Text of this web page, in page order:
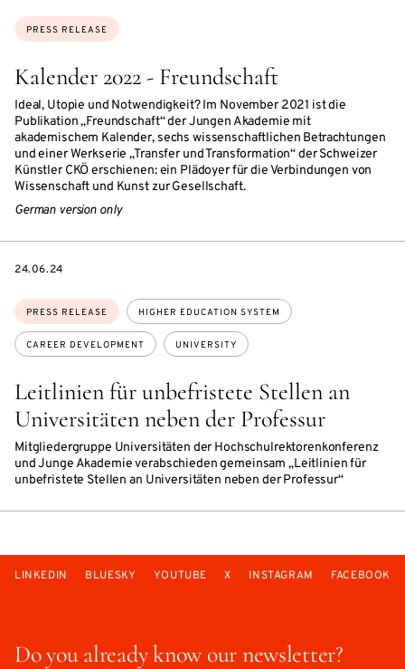
Kalender 2022 - Freundschaft
Ideal, Utopie und Notwendigkeit? Im November 2021 ist die
Publikation „Freundschaft“ der Jungen Akademie mit
akademischem Kalender, sechs wissenschaftlichen Betrachtungen
und einer Werkserie „Transfer und Transformation“ der Schweizer
Künstler CKÖ erschienen: ein Plädoyer für die Verbindungen von
Wissenschaft und Kunst zur Gesellschaft.
German version only
Topics:
PRESS RELEASE
Leitlinien für unbefristete Stellen an
Universitäten neben der Professur
Mitgliedergruppe Universitäten der Hochschulrektorenkonferenz
und Junge Akademie verabschieden gemeinsam „Leitlinien für
unbefristete Stellen an Universitäten neben der Professur“
Topics:
PRESS RELEASE HIGHER EDUCATION SYSTEM
CAREER DEVELOPMENT UNIVERSITY
DATE
24.06.24
Do you already know our newsletter?
LINKEDIN BLUESKY YOUTUBE X INSTAGRAM FACEBOOK